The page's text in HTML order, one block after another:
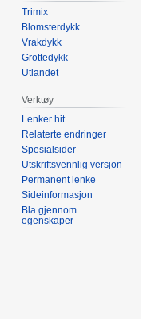
Trimix
Blomsterdykk
Vrakdykk
Grottedykk
Utlandet
Verktøy
Lenker hit
Relaterte endringer
Spesialsider
Utskriftsvennlig versjon
Permanent lenke
Sideinformasjon
Bla gjennom
egenskaper